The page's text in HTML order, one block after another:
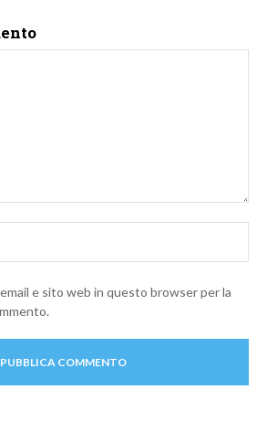
email e sito web in questo browser per la